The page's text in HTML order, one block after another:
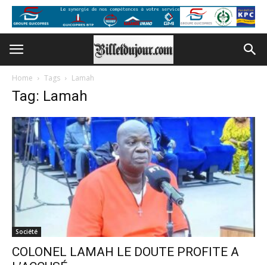
Home Tags Lamah
Tag: Lamah
Société
COLONEL LAMAH LE DOUTE PROFITE A